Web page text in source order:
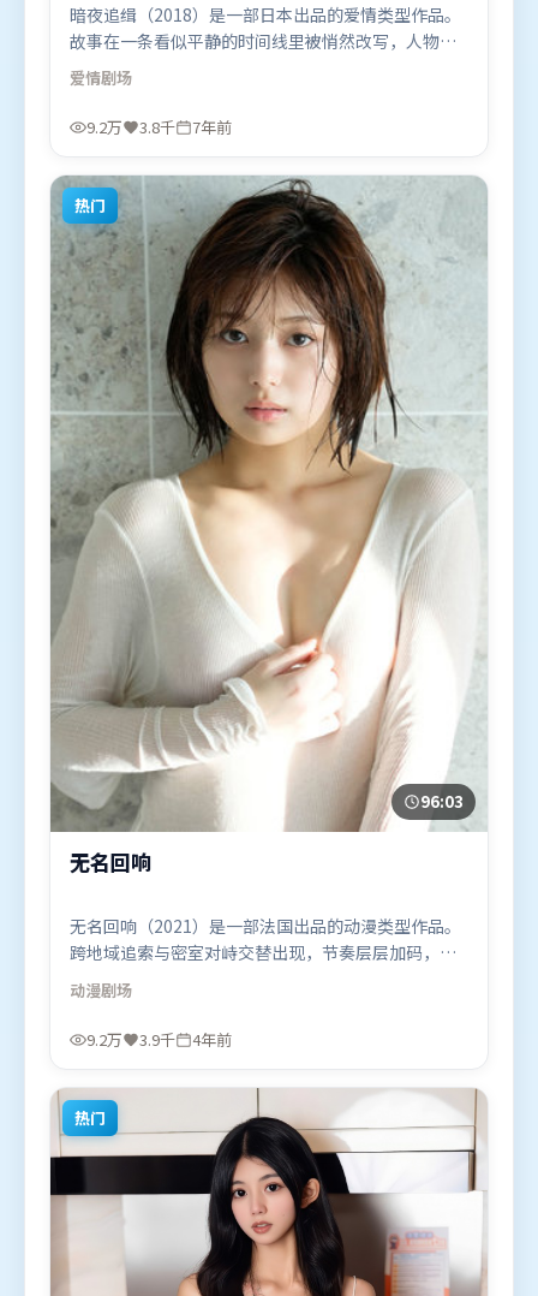
暗夜追缉（2018）是一部日本出品的爱情类型作品。
故事在一条看似平静的时间线里被悄然改写，人物被
迫直面过去与现在的撕裂。群像刻画各有弧光，配角
亦承担叙事推进功能。由丹尼斯·维伦纽瓦执导，杨
幂、马东锡、谭卓，秦海璐、全智贤、孙艺珍等联袂
映上线，适合喜欢爱情题材的观众观看。
爱情剧场
9.2万 3.8千 7年前
热门
96:03
无名回响
无名回响（2021）是一部法国出品的动漫类型作品。
跨地域追索与密室对峙交替出现，节奏层层加码，张
力持续上扬。摄影与美术共同营造出强烈地域气质，
增强沉浸感。由朴赞郁执导，廖凡、阿米尔·汗、沈
腾，杨紫、孙艺珍、古天乐等联袂出演。影片于2021
漫题材的观众观看。
动漫剧场
9.2万 3.9千 4年前
热门